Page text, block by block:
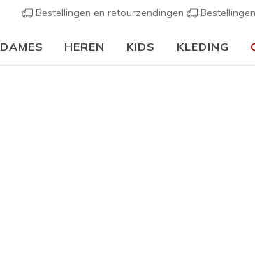
Bestellingen en retourzendingen
DAMES HEREN KIDS KLEDING